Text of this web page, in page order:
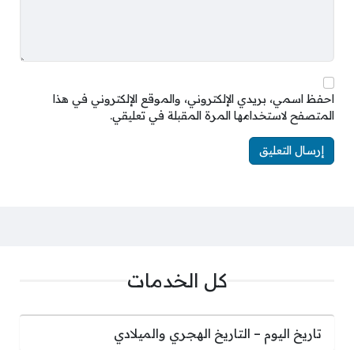
احفظ اسمي، بريدي الإلكتروني، والموقع الإلكتروني في هذا
المتصفح لاستخدامها المرة المقبلة في تعليقي.
كل الخدمات
تاريخ اليوم – التاريخ الهجري والميلادي